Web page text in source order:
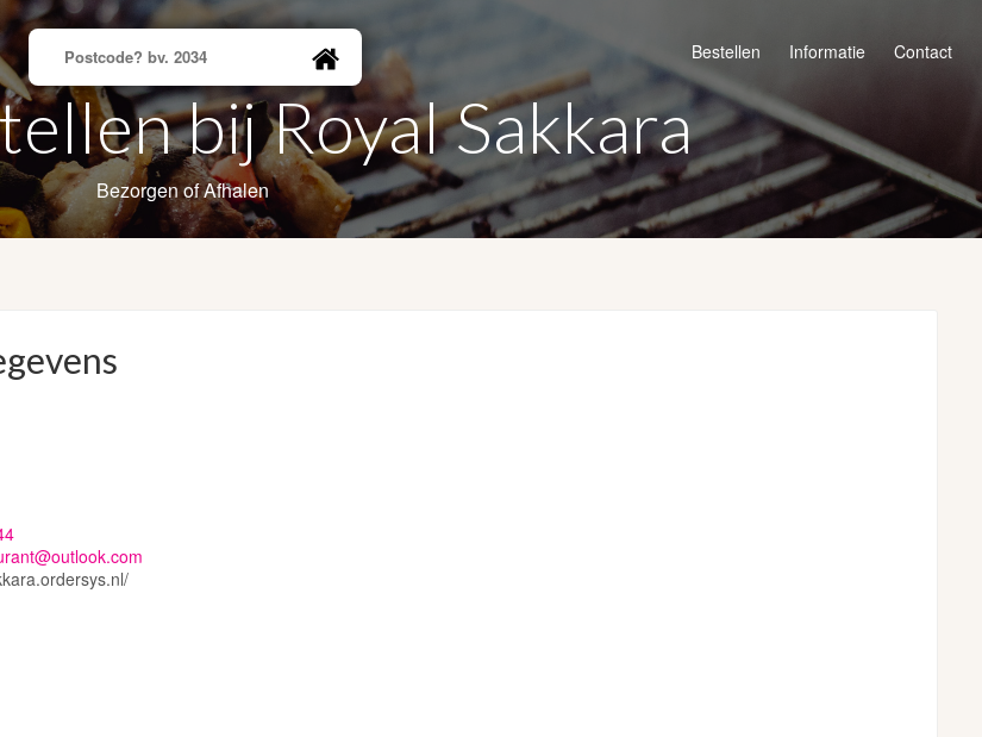
Bestellen Informatie Contact
bij Royal Sakkara
Bezorgen of Afhalen